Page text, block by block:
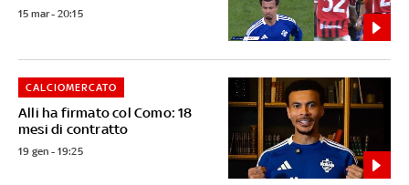
15 mar - 20:15
Alli ha firmato col Como: 18
mesi di contratto
CALCIOMERCATO
19 gen - 19:25